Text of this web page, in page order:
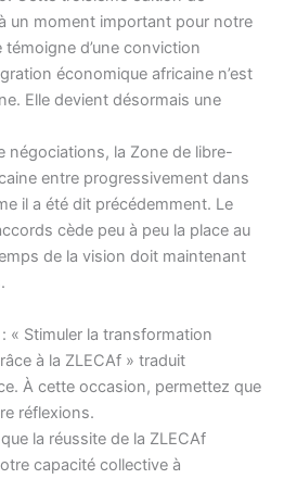
un moment important pour notre
d’une conviction
économique africaine n’est
Elle devient désormais une
négociations, la Zone de libre-
entre progressivement dans
il a été dit précédemment. Le
cède peu à peu la place au
de la vision doit maintenant
« Stimuler la transformation
à la ZLECAf » traduit
À cette occasion, permettez que
réflexions.
la réussite de la ZLECAf
capacité collective à